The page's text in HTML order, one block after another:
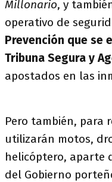
Millonario, y
operativo de
Prevención que se
Tribuna Segura y
apostados en las
Pero también, para
utilizarán motos,
helicóptero, aparte
del Gobierno